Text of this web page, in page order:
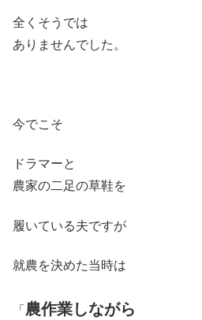
全くそうでは
ありませんでした。
今でこそ
ドラマーと
農家の二足の草鞋を
履いている夫ですが
就農を決めた当時は
「 農作業しながら